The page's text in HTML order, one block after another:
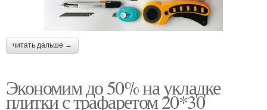
читать дальше →
Экономим до 50% на укладке
плитки с трафаретом 20*30